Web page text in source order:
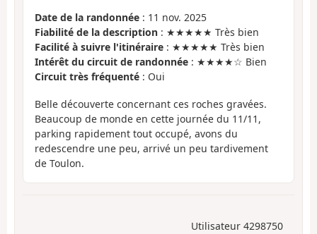
Date de la randonnée : 11 nov. 2025
Fiabilité de la description : ★★★★★ Très bien
Facilité à suivre l'itinéraire : ★★★★★ Très bien
Intérêt du circuit de randonnée : ★★★★☆ Bien
Circuit très fréquenté : Oui
Belle découverte concernant ces roches gravées.
Beaucoup de monde en cette journée du 11/11,
parking rapidement tout occupé, avons du
redescendre une peu, arrivé un peu tardivement
de Toulon.
Utilisateur 4298750